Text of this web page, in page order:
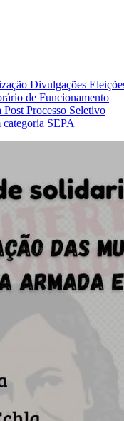
Divulgações
de Funcionamento
Post Processo Seletivo
categoria SEPA